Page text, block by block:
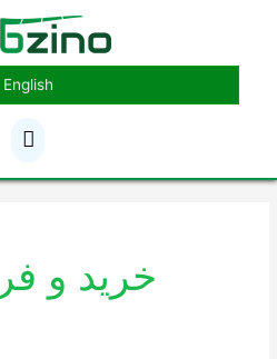
English
خرید و